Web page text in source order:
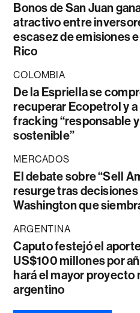
Bonos de San Juan
atractivo entre
escasez de emisiones
Rico
COLOMBIA
De la Espriella se
recuperar Ecopetrol y
fracking “responsable y
sostenible”
MERCADOS
El debate sobre “Sell
resurge tras decisiones
Washington que
ARGENTINA
Caputo festejó el
US$100 millones por
hará el mayor proyecto
argentino